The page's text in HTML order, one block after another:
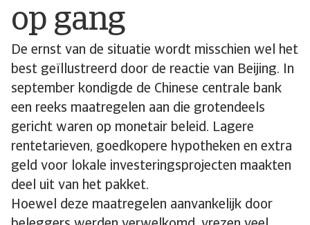
op gang
De ernst van de situatie wordt misschien wel het
best geïllustreerd door de reactie van Beijing. In
september kondigde de Chinese centrale bank
een reeks maatregelen aan die grotendeels
gericht waren op monetair beleid. Lagere
rentetarieven, goedkopere hypotheken en extra
geld voor lokale investeringsprojecten maakten
deel uit van het pakket.
Hoewel deze maatregelen aanvankelijk door